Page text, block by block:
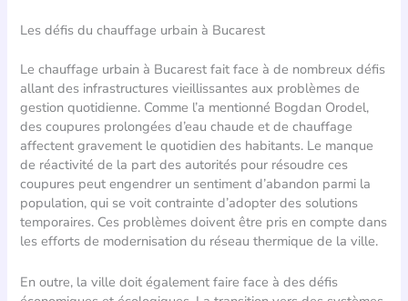
Les défis du chauffage urbain à Bucarest
Le chauffage urbain à Bucarest fait face à de nombreux défis
allant des infrastructures vieillissantes aux problèmes de
gestion quotidienne. Comme l’a mentionné Bogdan Orodel,
des coupures prolongées d’eau chaude et de chauffage
affectent gravement le quotidien des habitants. Le manque
de réactivité de la part des autorités pour résoudre ces
coupures peut engendrer un sentiment d’abandon parmi la
population, qui se voit contrainte d’adopter des solutions
temporaires. Ces problèmes doivent être pris en compte dans
les efforts de modernisation du réseau thermique de la ville.
En outre, la ville doit également faire face à des défis